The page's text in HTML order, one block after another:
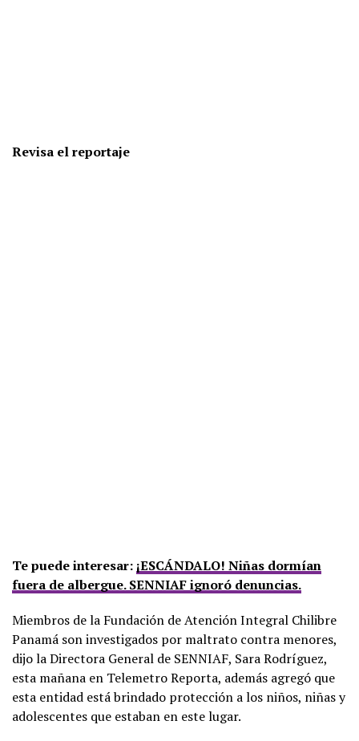
Revisa el reportaje
Te puede interesar: ¡ESCÁNDALO! Niñas dormían
fuera de albergue. SENNIAF ignoró denuncias.
Miembros de la Fundación de Atención Integral Chilibre
Panamá son investigados por maltrato contra menores,
dijo la Directora General de SENNIAF, Sara Rodríguez,
esta mañana en Telemetro Reporta, además agregó que
esta entidad está brindado protección a los niños, niñas y
adolescentes que estaban en este lugar.